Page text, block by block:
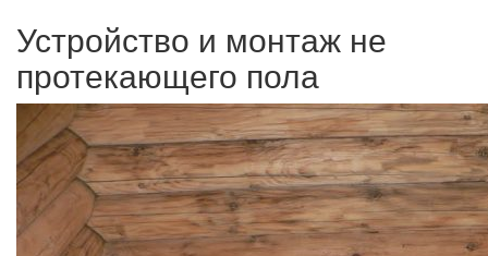
Устройство и монтаж не
протекающего пола